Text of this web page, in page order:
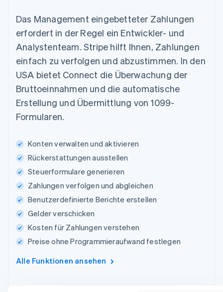
Das Management eingebetteter Zahlungen
erfordert in der Regel ein Entwickler- und
Analystenteam. Stripe hilft Ihnen, Zahlungen
einfach zu verfolgen und abzustimmen. In den
USA bietet Connect die Überwachung der
Bruttoeinnahmen und die automatische
Erstellung und Übermittlung von 1099-
Formularen.
Konten verwalten und aktivieren
Rückerstattungen ausstellen
Steuerformulare generieren
Zahlungen verfolgen und abgleichen
Benutzerdefinierte Berichte erstellen
Gelder verschicken
Kosten für Zahlungen verstehen
Preise ohne Programmieraufwand festlegen
Alle Funktionen ansehen